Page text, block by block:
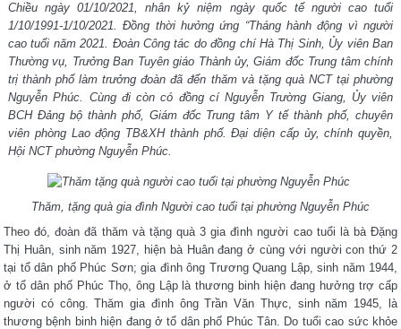
Chiều ngày 01/10/2021, nhân kỷ niệm ngày quốc tế người cao tuổi
1/10/1991-1/10/2021. Đồng thời hưởng ứng “Tháng hành động vì người
cao tuổi năm 2021. Đoàn Công tác do đồng chí Hà Thị Sinh, Ủy viên Ban
Thường vụ, Trưởng Ban Tuyên giáo Thành ủy, Giám đốc Trung tâm chính
trị thành phố làm trưởng đoàn đã đến thăm và tặng quà NCT tại phường
Nguyễn Phúc. Cùng đi còn có đồng cí Nguyễn Trường Giang, Ủy viên
BCH Đảng bộ thành phố, Giám đốc Trung tâm Y tế thành phố, chuyên
viên phòng Lao động TB&XH thành phố. Đại diện cấp ủy, chính quyền,
Hội NCT phường Nguyễn Phúc.
Thăm, tặng quà gia đình Người cao tuổi tại phường Nguyễn Phúc
Theo đó, đoàn đã thăm và tặng quà 3 gia đình người cao tuổi là bà Đặng
Thị Huân, sinh năm 1927, hiện bà Huân đang ở cùng với người con thứ 2
tại tổ dân phố Phúc Sơn; gia đình ông Trương Quang Lập, sinh năm 1944,
ở tổ dân phố Phúc Thọ, ông Lập là thương binh hiện đang hưởng trợ cấp
người có công. Thăm gia đình ông Trần Văn Thực, sinh năm 1945, là
thương bệnh binh hiện đang ở tổ dân phố Phúc Tân. Do tuổi cao sức khỏe